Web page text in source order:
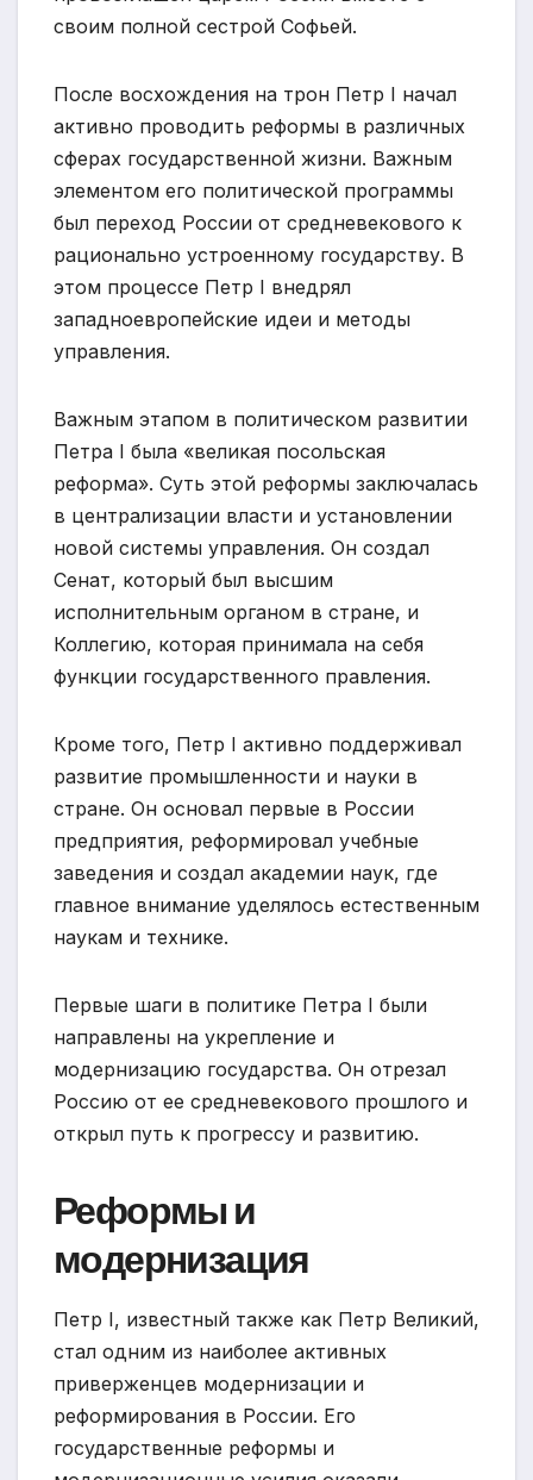
своим полной сестрой Софьей.
После восхождения на трон Петр I начал
активно проводить реформы в различных
сферах государственной жизни. Важным
элементом его политической программы
был переход России от средневекового к
рационально устроенному государству. В
этом процессе Петр I внедрял
западноевропейские идеи и методы
управления.
Важным этапом в политическом развитии
Петра I была «великая посольская
реформа». Суть этой реформы заключалась
в централизации власти и установлении
новой системы управления. Он создал
Сенат, который был высшим
исполнительным органом в стране, и
Коллегию, которая принимала на себя
функции государственного правления.
Кроме того, Петр I активно поддерживал
развитие промышленности и науки в
стране. Он основал первые в России
предприятия, реформировал учебные
заведения и создал академии наук, где
главное внимание уделялось естественным
наукам и технике.
Первые шаги в политике Петра I были
направлены на укрепление и
модернизацию государства. Он отрезал
Россию от ее средневекового прошлого и
открыл путь к прогрессу и развитию.
Реформы и
модернизация
Петр I, известный также как Петр Великий,
стал одним из наиболее активных
приверженцев модернизации и
реформирования в России. Его
государственные реформы и